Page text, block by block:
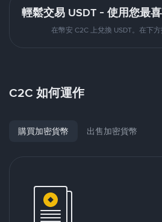
輕鬆交易 USDT - 使用您最
在幣安 C2C 上兌換 USDT。在下
C2C 如何運作
購買加密貨幣 出售加密貨幣